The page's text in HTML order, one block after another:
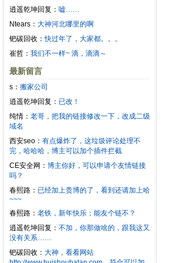
逍遥乾坤回复： 嘘……
Ntears： 大神河北哪里的啊
钯碳回收：快过年了，大家都。。。
崔哲： 我们不一样~ 滴，滴滴～
最新留言
s： 搬家公司
逍遥乾坤回复： 已改！
纯情： 老哥，把我的链接修改一下，改成二级
域名
西安seo： 有点爆炸了，这垃圾评论处理不
完，哈哈哈，博主可以加个插件拦截
CE安全网： 博主你好，可以申请个友情链接
吗？
春熙路： 已经加上贵博的了，看到还请加上哈
~~~
春熙路： 老铁，新年快乐；能友个链不？
逍遥乾坤回复： 不加，你那做啥的，跟我这又
没有关系……
钯碳回收： 大神，看看网站